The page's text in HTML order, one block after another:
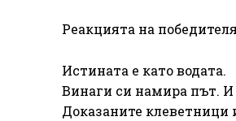
Реакцията на
Истината е като водата.
Винаги си намира път.
Доказаните клеветници